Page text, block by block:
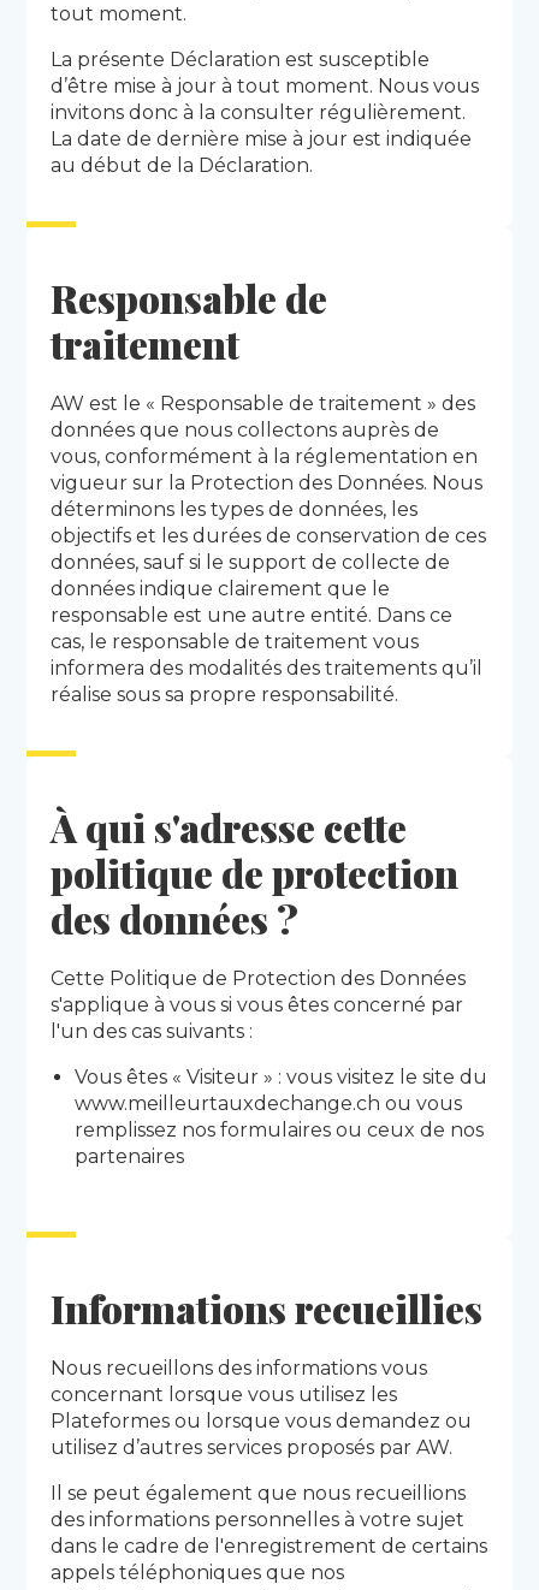
tout moment.
La présente Déclaration est susceptible
d’être mise à jour à tout moment. Nous vous
invitons donc à la consulter régulièrement.
La date de dernière mise à jour est indiquée
au début de la Déclaration.
Responsable de
traitement
AW est le « Responsable de traitement » des
données que nous collectons auprès de
vous, conformément à la réglementation en
vigueur sur la Protection des Données. Nous
déterminons les types de données, les
objectifs et les durées de conservation de ces
données, sauf si le support de collecte de
données indique clairement que le
responsable est une autre entité. Dans ce
cas, le responsable de traitement vous
informera des modalités des traitements qu’il
réalise sous sa propre responsabilité.
À qui s'adresse cette
politique de protection
des données ?
Cette Politique de Protection des Données
s'applique à vous si vous êtes concerné par
l'un des cas suivants :
Vous êtes « Visiteur » : vous visitez le site du
www.meilleurtauxdechange.ch ou vous
remplissez nos formulaires ou ceux de nos
partenaires
Informations recueillies
Nous recueillons des informations vous
concernant lorsque vous utilisez les
Plateformes ou lorsque vous demandez ou
utilisez d’autres services proposés par AW.
Il se peut également que nous recueillions
des informations personnelles à votre sujet
dans le cadre de l'enregistrement de certains
appels téléphoniques que nos